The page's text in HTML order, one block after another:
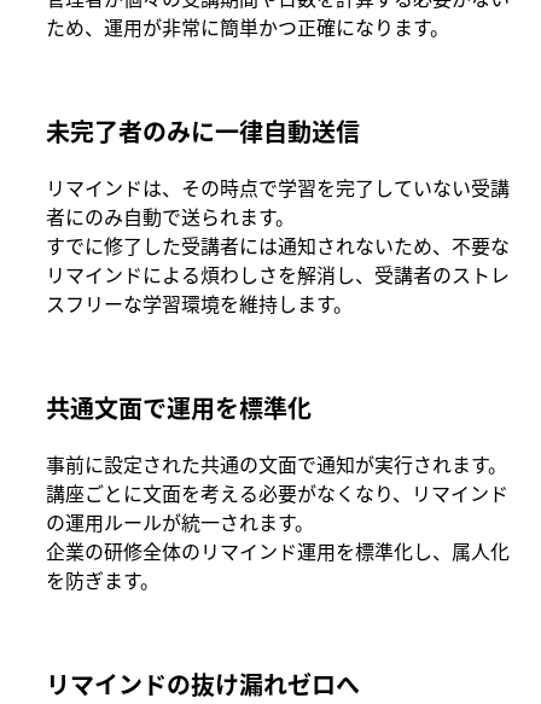
ため、運用が非常に簡単かつ正確になります。
未完了者のみに一律自動送信
リマインドは、その時点で学習を完了していない受講
者にのみ自動で送られます。
すでに修了した受講者には通知されないため、不要な
リマインドによる煩わしさを解消し、受講者のストレ
スフリーな学習環境を維持します。
共通文面で運用を標準化
事前に設定された共通の文面で通知が実行されます。
講座ごとに文面を考える必要がなくなり、リマインド
の運用ルールが統一されます。
企業の研修全体のリマインド運用を標準化し、属人化
を防ぎます。
リマインドの抜け漏れゼロへ